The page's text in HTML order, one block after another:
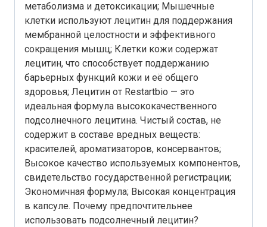
метаболизма и детоксикации; Мышечные
клетки используют лецитин для поддержания
мембранной целостности и эффективного
сокращения мышц; Клетки кожи содержат
лецитин, что способствует поддержанию
барьерных функций кожи и её общего
здоровья; Лецитин от Restartbio — это
идеальная формула высококачественного
подсолнечного лецитина. Чистый состав, не
содержит в составе вредных веществ:
красителей, ароматизаторов, консервантов;
Высокое качество используемых компонентов,
свидетельство государственной регистрации;
Экономичная формула; Высокая концентрация
в капсуле. Почему предпочтительнее
использовать подсолнечный лецитин?